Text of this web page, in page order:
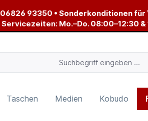
06826 93350 • Sonderkonditionen
Servicezeiten: Mo.–Do. 08:00–12:30 &
Taschen Medien Kobudo